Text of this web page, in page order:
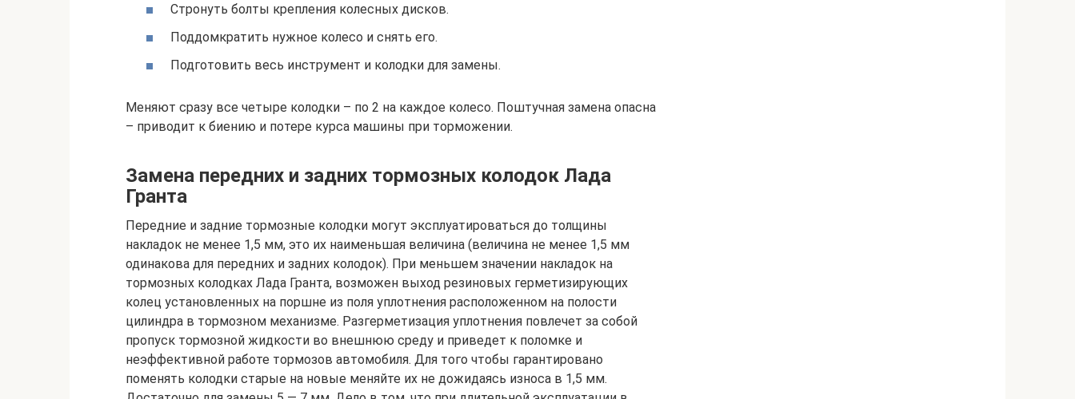
Стронуть болты крепления колесных дисков.
Поддомкратить нужное колесо и снять его.
Подготовить весь инструмент и колодки для замены.
Меняют сразу все четыре колодки – по 2 на каждое колесо. Поштучная замена опасна
– приводит к биению и потере курса машины при торможении.
Замена передних и задних тормозных колодок Лада
Гранта
Передние и задние тормозные колодки могут эксплуатироваться до толщины
накладок не менее 1,5 мм, это их наименьшая величина (величина не менее 1,5 мм
одинакова для передних и задних колодок). При меньшем значении накладок на
тормозных колодках Лада Гранта, возможен выход резиновых герметизирующих
колец установленных на поршне из поля уплотнения расположенном на полости
цилиндра в тормозном механизме. Разгерметизация уплотнения повлечет за собой
пропуск тормозной жидкости во внешнюю среду и приведет к поломке и
неэффективной работе тормозов автомобиля. Для того чтобы гарантировано
поменять колодки старые на новые меняйте их не дожидаясь износа в 1,5 мм.